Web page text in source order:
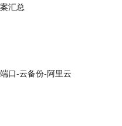
汇总
口-云备份-阿里云